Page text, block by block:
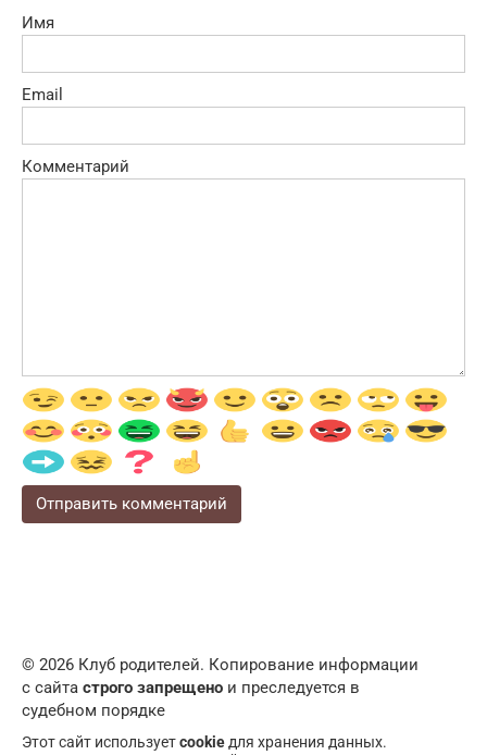
Имя
Email
Комментарий
© 2026 Клуб родителей. Копирование информации
с сайта строго запрещено и преследуется в
судебном порядке
Этот сайт используетcookie для хранения данных.